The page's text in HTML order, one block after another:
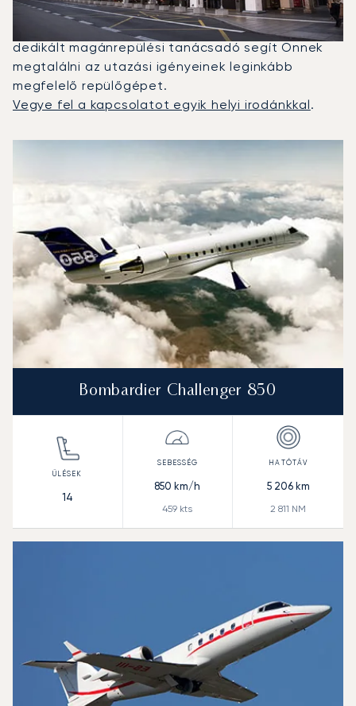
Falcon 2000LX volt a leggyakrabban igénybe vett
magánrepülő Athén és Abu Dhabi között. Egy
dedikált magánrepülési tanácsadó segít Önnek
megtalálni az utazási igényeinek leginkább
megfelelő repülőgépet.
Vegye fel a kapcsolatot egyik helyi irodánkkal.
Repülőgép-típus
Ülőhelyek
Hatótávolság (NM)
Bombardier Challenger 850
14
850 km/h
459 kts
5 206km
2 811 NM